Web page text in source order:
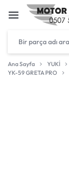
Ana Sayfa YUKİ
YK-59 GRETA PRO